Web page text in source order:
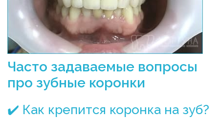
Часто задаваемые вопросы
про зубные коронки
✔️ Как крепится коронка на зуб?